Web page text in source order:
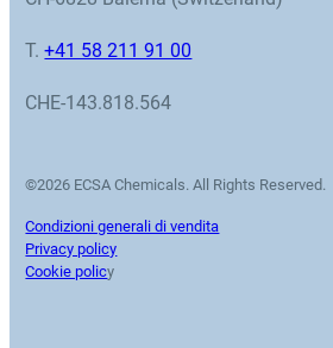
T.+41 58 211 91 00
CHE-143.818.564
©2026 ECSA Chemicals. All Rights Reserved.
Condizioni generali di vendita
Privacy policy
Cookie policy